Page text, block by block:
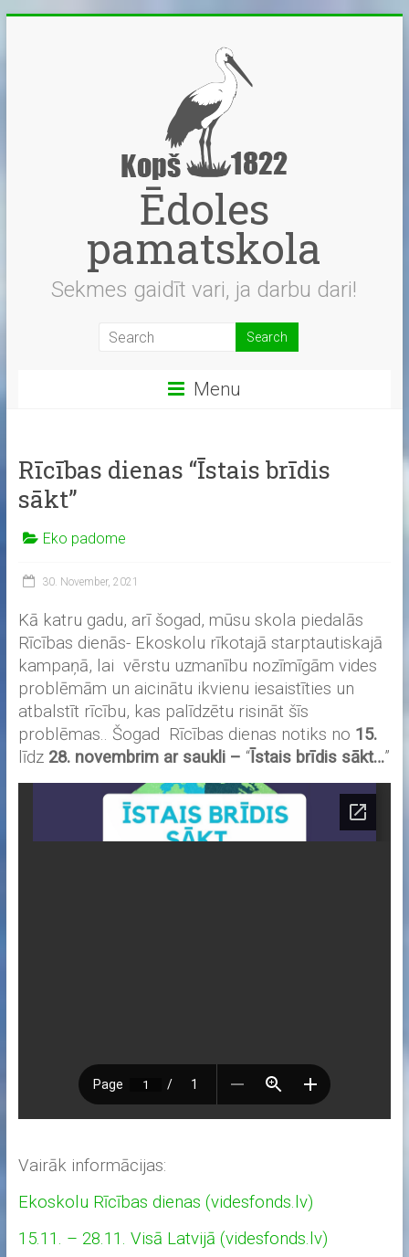
Ēdoles
pamatskola
Sekmes gaidīt vari, ja darbu dari!
Menu
Rīcības dienas “Īstais brīdis
sākt”
Eko padome
30. November, 2021
Kā katru gadu, arī šogad, mūsu skola piedalās
Rīcības dienās- Ekoskolu rīkotajā starptautiskajā
kampaņā, lai vērstu uzmanību nozīmīgām vides
problēmām un aicinātu ikvienu iesaistīties un
atbalstīt rīcību, kas palīdzētu risināt šīs
problēmas.. Šogad Rīcības dienas notiks no 15.
līdz 28. novembrim ar saukli – “Īstais brīdis sākt…”
Vairāk informācijas:
Ekoskolu Rīcības dienas (videsfonds.lv)
15.11. – 28.11. Visā Latvijā (videsfonds.lv)